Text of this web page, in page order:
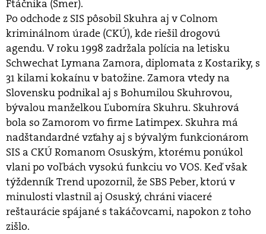
Ftáčnika (Smer).
Po odchode z SIS pôsobil Skuhra aj v Colnom
kriminálnom úrade (CKÚ), kde riešil drogovú
agendu. V roku 1998 zadržala polícia na letisku
Schwechat Lymana Zamora, diplomata z Kostariky, s
31 kilami kokaínu v batožine. Zamora vtedy na
Slovensku podnikal aj s Bohumilou Skuhrovou,
bývalou manželkou Ľubomíra Skuhru. Skuhrová
bola so Zamorom vo firme Latimpex. Skuhra má
nadštandardné vzťahy aj s bývalým funkcionárom
SIS a CKÚ Romanom Osuským, ktorému ponúkol
vlani po voľbách vysokú funkciu vo VOS. Keď však
týždenník Trend upozornil, že SBS Peber, ktorú v
minulosti vlastnil aj Osuský, chráni viaceré
reštaurácie spájané s takáčovcami, napokon z toho
zišlo.